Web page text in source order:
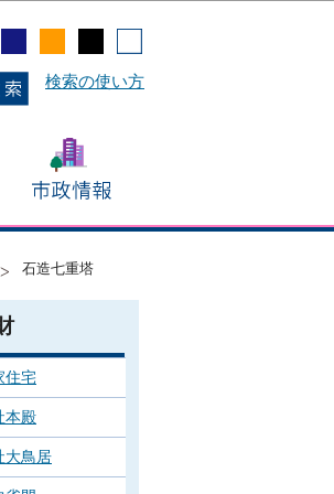
検索の使い方
石造七重塔
住宅
本殿
大鳥居